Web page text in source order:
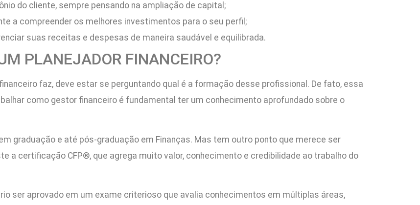
do cliente, sempre pensando na ampliação de capital;
a compreender os melhores investimentos para o seu perfil;
suas receitas e despesas de maneira saudável e equilibrada.
PLANEJADOR FINANCEIRO?
faz, deve estar se perguntando qual é a formação desse profissional. De fato, essa
como gestor financeiro é fundamental ter um conhecimento aprofundado sobre o
graduação e até pós-graduação em Finanças. Mas tem outro ponto que merece ser
a certificação CFP®, que agrega muito valor, conhecimento e credibilidade ao trabalho do
ser aprovado em um exame criterioso que avalia conhecimentos em múltiplas áreas,